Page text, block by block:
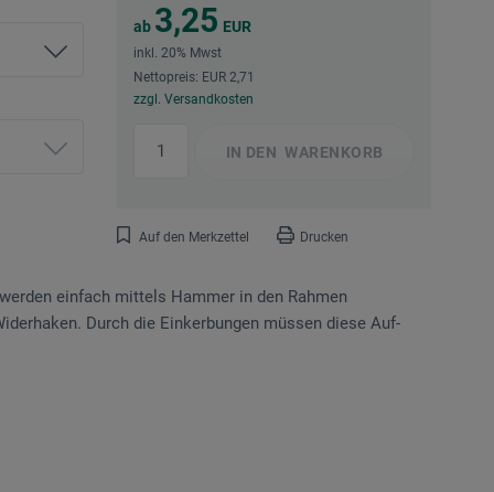
ab 3,25 EUR
inkl. 20% Mwst
Nettopreis: EUR 2,71
zzgl. Versandkosten
IN DEN WARENKORB
Auf den Merkzettel Drucken
einfach mittels Hammer in den Rahmen
Durch die Ein­kerbungen müssen diese Auf­